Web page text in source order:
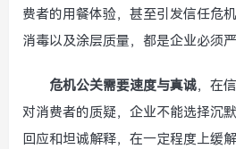
费者的用餐体验，甚至引发信任危
消毒以及涂层质量，都是企业必须
危机公关需要速度与真诚，在
对消费者的质疑，企业不能选择沉
回应和坦诚解释，在一定程度上缓